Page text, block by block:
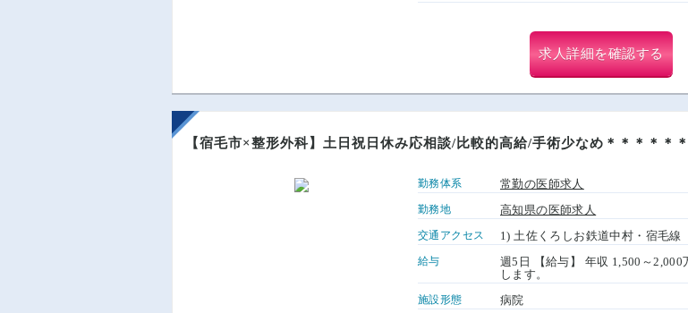
求人詳細を確認する
【宿毛市×整形外科】土日祝日休み応相談/比較的高給/手術少なめ＊＊＊＊＊
勤務体系 常勤の医師求人
勤務地 高知県の医師求人
交通アクセス 1) 土佐くろしお鉄道中村・宿毛線
給与
週5日 【給与】 年収 1,500～
します。
施設形態 病院